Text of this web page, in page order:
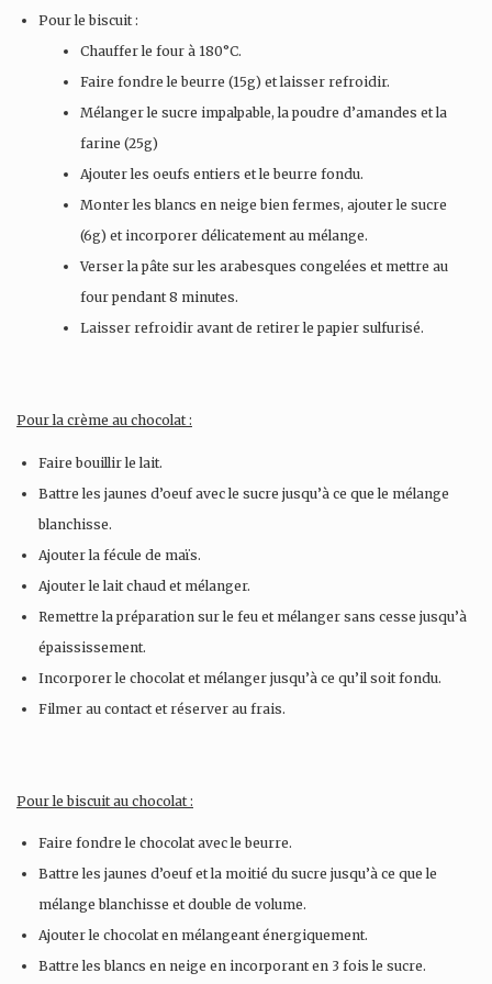
Pour le biscuit :
Chauffer le four à 180°C.
Faire fondre le beurre (15g) et laisser refroidir.
Mélanger le sucre impalpable, la poudre d’amandes et la
farine (25g)
Ajouter les oeufs entiers et le beurre fondu.
Monter les blancs en neige bien fermes, ajouter le sucre
(6g) et incorporer délicatement au mélange.
Verser la pâte sur les arabesques congelées et mettre au
four pendant 8 minutes.
Laisser refroidir avant de retirer le papier sulfurisé.
Pour la crème au chocolat :
Faire bouillir le lait.
Battre les jaunes d’oeuf avec le sucre jusqu’à ce que le mélange
blanchisse.
Ajouter la fécule de maïs.
Ajouter le lait chaud et mélanger.
Remettre la préparation sur le feu et mélanger sans cesse jusqu’à
épaississement.
Incorporer le chocolat et mélanger jusqu’à ce qu’il soit fondu.
Filmer au contact et réserver au frais.
Pour le biscuit au chocolat :
Faire fondre le chocolat avec le beurre.
Battre les jaunes d’oeuf et la moitié du sucre jusqu’à ce que le
mélange blanchisse et double de volume.
Ajouter le chocolat en mélangeant énergiquement.
Battre les blancs en neige en incorporant en 3 fois le sucre.